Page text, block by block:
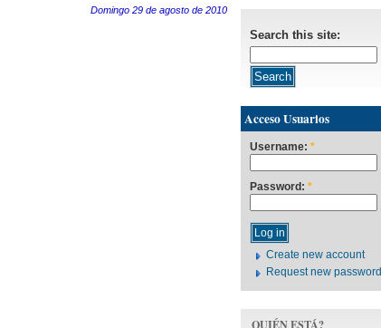
Domingo 29 de agosto de 2010
Search this site:
Acceso Usuarios
Username: *
Password: *
Create new account
Request new password
QUIÉN ESTÁ?